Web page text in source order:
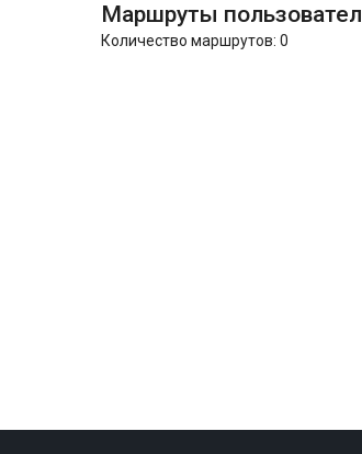
Маршруты
Количество маршрутов: 0